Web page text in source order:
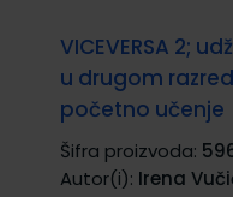
VICEVERSA 2;
u drugom
početno učenje
Šifra proizvoda:
Autor(i): Irena